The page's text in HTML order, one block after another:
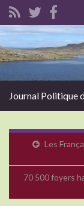
Journal Politique
Les
70 500 foyers